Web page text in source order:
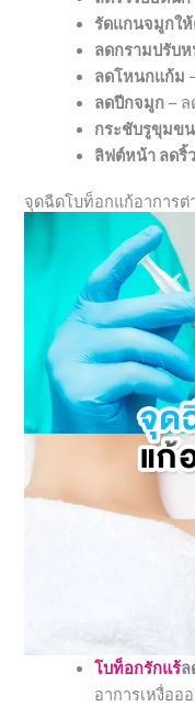
รัดแกนจมูกใ
ลดกรามปรับห
ลดโหนกแก้ม
ลดปีกจมูก –
กระชับรูขุมขน
ลิฟต์หน้า ลดริ้
จุดฉีดโบท็อกแก้อาการต่
โบท็อกรักแร้ล
อาการเหงื่ออ